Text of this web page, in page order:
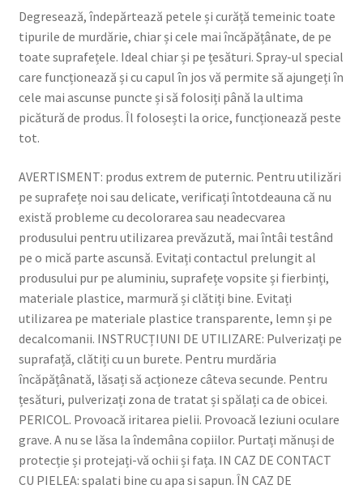
Degresează, îndepărtează petele și curăță temeinic toate
tipurile de murdărie, chiar și cele mai încăpățânate, de pe
toate suprafețele. Ideal chiar și pe țesături. Spray-ul special
care funcționează și cu capul în jos vă permite să ajungeți în
cele mai ascunse puncte și să folosiți până la ultima
picătură de produs. Îl folosești la orice, funcționează peste
tot.
AVERTISMENT: produs extrem de puternic. Pentru utilizări
pe suprafețe noi sau delicate, verificați întotdeauna că nu
există probleme cu decolorarea sau neadecvarea
produsului pentru utilizarea prevăzută, mai întâi testând
pe o mică parte ascunsă. Evitați contactul prelungit al
produsului pur pe aluminiu, suprafețe vopsite și fierbinți,
materiale plastice, marmură și clătiți bine. Evitați
utilizarea pe materiale plastice transparente, lemn și pe
decalcomanii. INSTRUCȚIUNI DE UTILIZARE: Pulverizați pe
suprafață, clătiți cu un burete. Pentru murdăria
încăpățânată, lăsați să acționeze câteva secunde. Pentru
țesături, pulverizați zona de tratat și spălați ca de obicei.
PERICOL. Provoacă iritarea pielii. Provoacă leziuni oculare
grave. A nu se lăsa la îndemâna copiilor. Purtați mănuși de
protecție și protejați-vă ochii și fața. IN CAZ DE CONTACT
CU PIELEA: spalati bine cu apa si sapun. ÎN CAZ DE